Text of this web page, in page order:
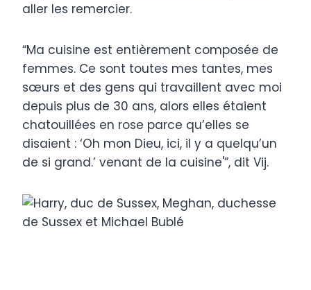
aller les remercier.
“Ma cuisine est entièrement composée de
femmes. Ce sont toutes mes tantes, mes
sœurs et des gens qui travaillent avec moi
depuis plus de 30 ans, alors elles étaient
chatouillées en rose parce qu’elles se
disaient : ‘Oh mon Dieu, ici, il y a quelqu’un
de si grand.’ venant de la cuisine'”, dit Vij.